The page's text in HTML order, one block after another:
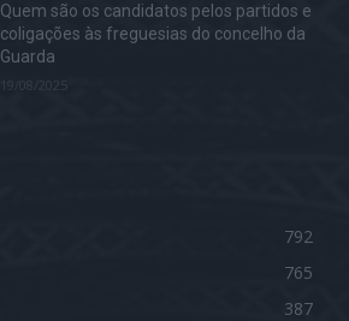
Quem são os candidatos pelos partidos e
coligações às freguesias do concelho da
Guarda
19/08/2025
792
765
387